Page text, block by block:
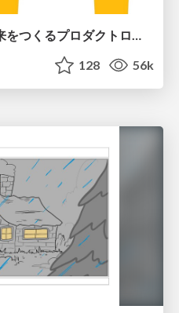
ピンチをチャンスに：未来をつくるプロダクトロードマップ #pmconf2020
128 56k